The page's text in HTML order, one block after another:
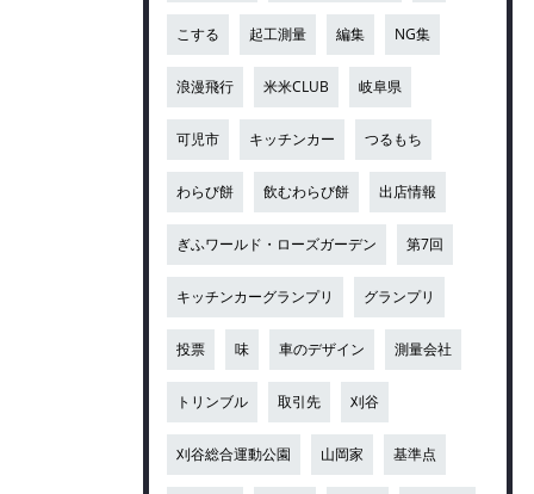
こする 起工測量 編集 NG集
浪漫飛行 米米CLUB 岐阜県
可児市 キッチンカー つるもち
わらび餅 飲むわらび餅 出店情報
ぎふワールド・ローズガーデン 第7回
キッチンカーグランプリ グランプリ
投票 味 車のデザイン 測量会社
トリンブル 取引先 刈谷
刈谷総合運動公園 山岡家 基準点